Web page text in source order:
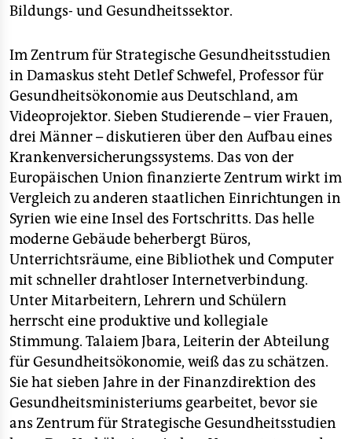
Bildungs- und Gesundheitssektor.
Im Zentrum für Strategische Gesundheitsstudien
in Damaskus steht Detlef Schwefel, Professor für
Gesundheitsökonomie aus Deutschland, am
Videoprojektor. Sieben Studierende – vier Frauen,
drei Männer – diskutieren über den Aufbau eines
Krankenversicherungssystems. Das von der
Europäischen Union finanzierte Zentrum wirkt im
Vergleich zu anderen staatlichen Einrichtungen in
Syrien wie eine Insel des Fortschritts. Das helle
moderne Gebäude beherbergt Büros,
Unterrichtsräume, eine Bibliothek und Computer
mit schneller drahtloser Internetverbindung.
Unter Mitarbeitern, Lehrern und Schülern
herrscht eine produktive und kollegiale
Stimmung. Talaiem Jbara, Leiterin der Abteilung
für Gesundheitsökonomie, weiß das zu schätzen.
Sie hat sieben Jahre in der Finanzdirektion des
Gesundheitsministeriums gearbeitet, bevor sie
ans Zentrum für Strategische Gesundheitsstudien